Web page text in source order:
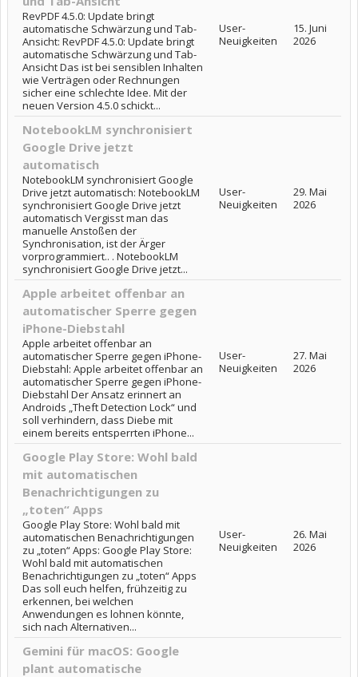
RevPDF 4.5.0: Update bringt
automatische Schwärzung und Tab-
Ansicht: RevPDF 4.5.0: Update bringt
automatische Schwärzung und Tab-
Ansicht Das ist bei sensiblen Inhalten
wie Verträgen oder Rechnungen
sicher eine schlechte Idee. Mit der
neuen Version 4.5.0 schickt...
User-
Neuigkeiten
15. Juni
2026
NotebookLM synchronisiert
Google Drive jetzt
automatisch
NotebookLM synchronisiert Google
Drive jetzt automatisch: NotebookLM
synchronisiert Google Drive jetzt
automatisch Vergisst man das
manuelle Anstoßen der
Synchronisation, ist der Ärger
vorprogrammiert.. . NotebookLM
synchronisiert Google Drive jetzt...
User-
Neuigkeiten
29. Mai
2026
Apple arbeitet offenbar an
automatischer Sperre gegen
iPhone-Diebstahl
Apple arbeitet offenbar an
automatischer Sperre gegen iPhone-
Diebstahl: Apple arbeitet offenbar an
automatischer Sperre gegen iPhone-
Diebstahl Der Ansatz erinnert an
Androids „Theft Detection Lock“ und
soll verhindern, dass Diebe mit
einem bereits entsperrten iPhone...
User-
Neuigkeiten
27. Mai
2026
Google Play Store: Wohl bald
mit automatischen
Benachrichtigungen zu
„toten“ Apps
Google Play Store: Wohl bald mit
automatischen Benachrichtigungen
zu „toten“ Apps: Google Play Store:
Wohl bald mit automatischen
Benachrichtigungen zu „toten“ Apps
Das soll euch helfen, frühzeitig zu
erkennen, bei welchen
Anwendungen es lohnen könnte,
sich nach Alternativen...
User-
Neuigkeiten
26. Mai
2026
Gemini für macOS: Google
plant automatische